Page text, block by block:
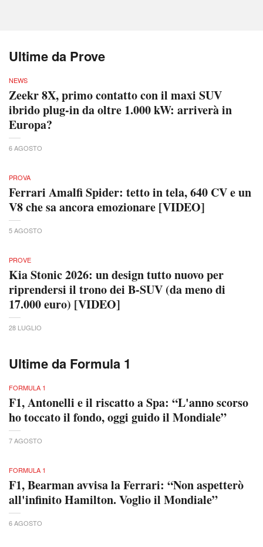
Ultime da Prove
NEWS
Zeekr 8X, primo contatto con il maxi SUV
ibrido plug-in da oltre 1.000 kW: arriverà in
Europa?
6 AGOSTO
PROVA
Ferrari Amalfi Spider: tetto in tela, 640 CV e un
V8 che sa ancora emozionare [VIDEO]
5 AGOSTO
PROVE
Kia Stonic 2026: un design tutto nuovo per
riprendersi il trono dei B-SUV (da meno di
17.000 euro) [VIDEO]
28 LUGLIO
Ultime da Formula 1
FORMULA 1
F1, Antonelli e il riscatto a Spa: “L'anno scorso
ho toccato il fondo, oggi guido il Mondiale”
7 AGOSTO
FORMULA 1
F1, Bearman avvisa la Ferrari: “Non aspetterò
all'infinito Hamilton. Voglio il Mondiale”
6 AGOSTO